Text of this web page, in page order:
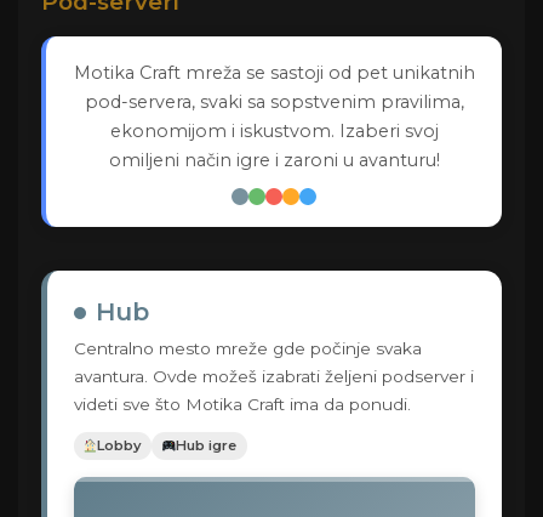
Motika Craft mreža se sastoji od pet unikatnih
pod-servera, svaki sa sopstvenim pravilima,
ekonomijom i iskustvom. Izaberi svoj
omiljeni način igre i zaroni u avanturu!
Hub
Centralno mesto mreže gde počinje svaka
avantura. Ovde možeš izabrati željeni podserver i
videti sve što Motika Craft ima da ponudi.
Lobby Hub igre